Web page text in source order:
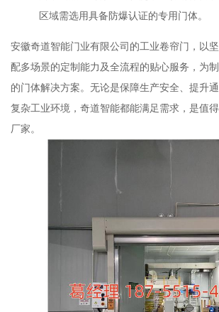
区域需选用具备防爆认证的专用门体。
安徽奇道智能门业有限公司的工业卷帘门，以
配多场景的定制能力及全流程的贴心服务，为
的门体解决方案。无论是保障生产安全、提升
复杂工业环境，奇道智能都能满足需求，是值
厂家。